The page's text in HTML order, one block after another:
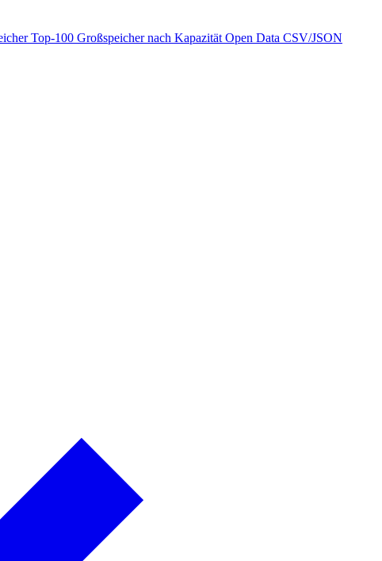
Top-100 Großspeicher nach Kapazität Open Data CSV/JSON